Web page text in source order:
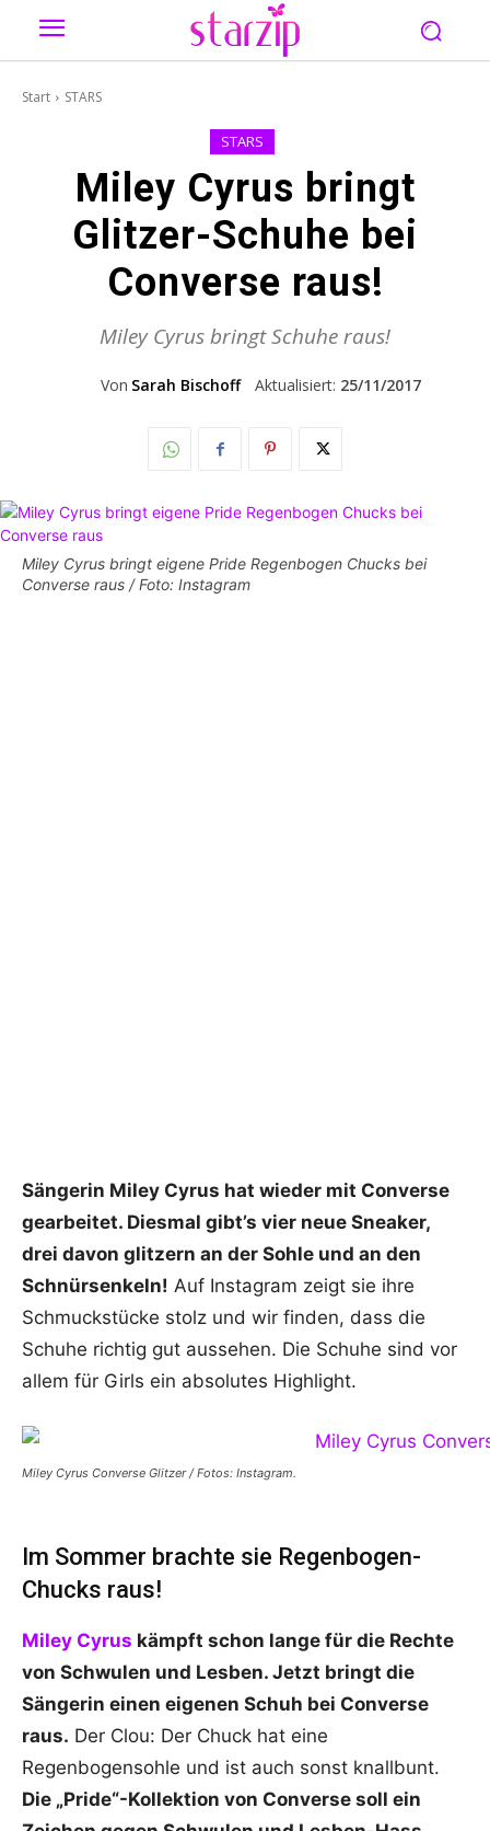
Start STARS
STARS
Miley Cyrus bringt
Glitzer-Schuhe bei
Converse raus!
Miley Cyrus bringt Schuhe raus!
Von Sarah Bischoff Aktualisiert: 25/11/2017
Miley Cyrus bringt eigene Pride Regenbogen Chucks bei
Converse raus / Foto: Instagram
Sängerin Miley Cyrus hat wieder mit Converse
gearbeitet. Diesmal gibt’s vier neue Sneaker,
drei davon glitzern an der Sohle und an den
Schnürsenkeln! Auf Instagram zeigt sie ihre
Schmuckstücke stolz und wir finden, dass die
Schuhe richtig gut aussehen. Die Schuhe sind vor
allem für Girls ein absolutes Highlight.
Miley Cyrus Converse Glitzer / Fotos: Instagram.
Im Sommer brachte sie Regenbogen-
Chucks raus!
Miley Cyrus kämpft schon lange für die Rechte
von Schwulen und Lesben. Jetzt bringt die
Sängerin einen eigenen Schuh bei Converse
raus. Der Clou: Der Chuck hat eine
Regenbogensohle und ist auch sonst knallbunt.
Die „Pride“-Kollektion von Converse soll ein